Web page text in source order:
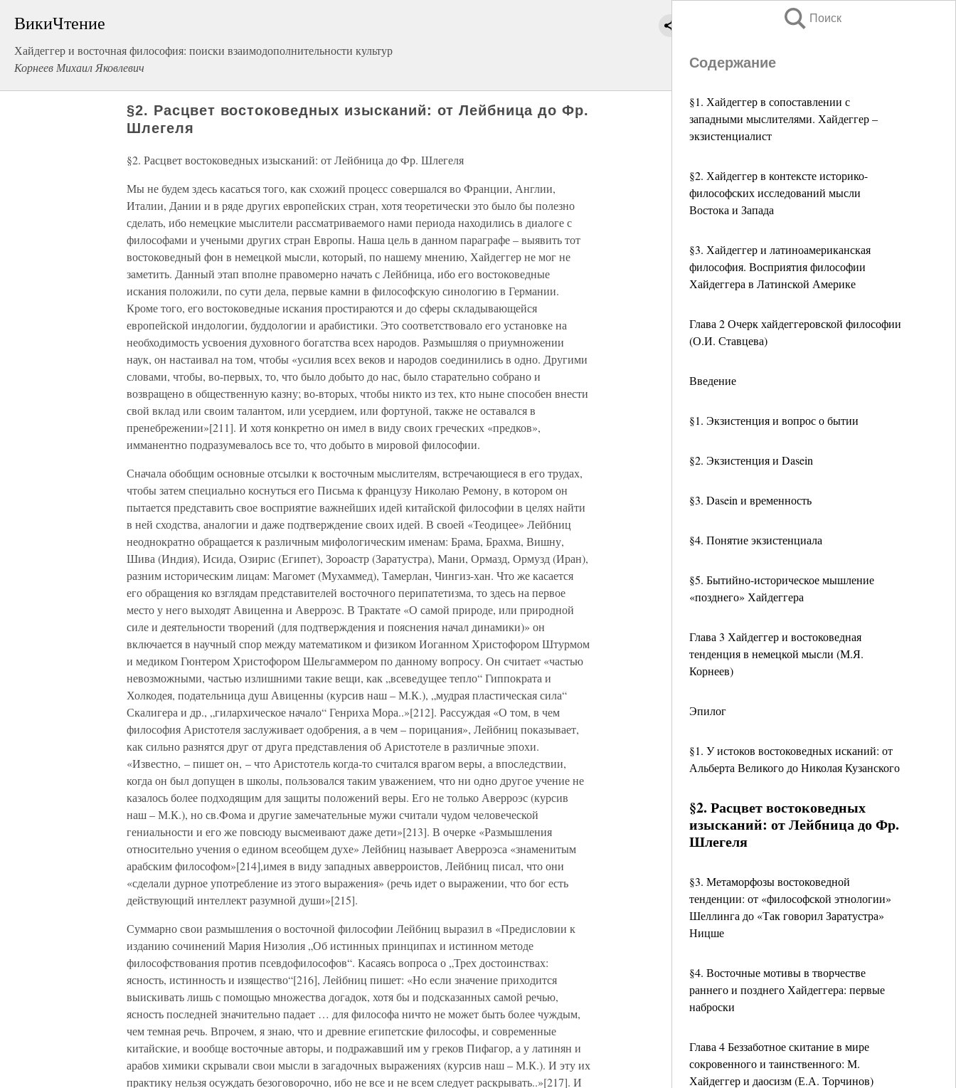
ВикиЧтение
Хайдеггер и восточная философия: поиски взаимодополнительности культур
Корнеев Михаил Яковлевич
Поиск
Содержание
§1. Хайдеггер в сопоставлении с
западными мыслителями. Хайдеггер –
экзистенциалист
§2. Хайдеггер в контексте историко-
философских исследований мысли
Востока и Запада
§3. Хайдеггер и латиноамериканская
философия. Восприятия философии
Хайдеггера в Латинской Америке
Глава 2 Очерк хайдеггеровской философии
(О.И. Ставцева)
Введение
§1. Экзистенция и вопрос о бытии
§2. Экзистенция и Dasein
§3. Dasein и временность
§4. Понятие экзистенциала
§5. Бытийно-историческое мышление
«позднего» Хайдеггера
Глава 3 Хайдеггер и востоковедная
тенденция в немецкой мысли (М.Я.
Корнеев)
Эпилог
§1. У истоков востоковедных исканий: от
Альберта Великого до Николая Кузанского
§2. Расцвет востоковедных
изысканий: от Лейбница до Фр.
Шлегеля
§3. Метаморфозы востоковедной
тенденции: от «философской этнологии»
Шеллинга до «Так говорил Заратустра»
Ницше
§4. Восточные мотивы в творчестве
раннего и позднего Хайдеггера: первые
наброски
Глава 4 Беззаботное скитание в мире
сокровенного и таинственного: М.
Хайдеггер и даосизм (Е.А. Торчинов)
§2. Расцвет востоковедных изысканий: от Лейбница до Фр.
Шлегеля
§2. Расцвет востоковедных изысканий: от Лейбница до Фр. Шлегеля
Мы не будем здесь касаться того, как схожий процесс совершался во Франции, Англии,
Италии, Дании и в ряде других европейских стран, хотя теоретически это было бы полезно
сделать, ибо немецкие мыслители рассматриваемого нами периода находились в диалоге с
философами и учеными других стран Европы. Наша цель в данном параграфе – выявить тот
востоковедный фон в немецкой мысли, который, по нашему мнению, Хайдеггер не мог не
заметить. Данный этап вполне правомерно начать с Лейбница, ибо его востоковедные
искания положили, по сути дела, первые камни в философскую синологию в Германии.
Кроме того, его востоковедные искания простираются и до сферы складывающейся
европейской индологии, буддологии и арабистики. Это соответствовало его установке на
необходимость усвоения духовного богатства всех народов. Размышляя о приумножении
наук, он настаивал на том, чтобы «усилия всех веков и народов соединились в одно. Другими
словами, чтобы, во-первых, то, что было добыто до нас, было старательно собрано и
возвращено в общественную казну; во-вторых, чтобы никто из тех, кто ныне способен внести
свой вклад или своим талантом, или усердием, или фортуной, также не оставался в
пренебрежении»[211]. И хотя конкретно он имел в виду своих греческих «предков»,
имманентно подразумевалось все то, что добыто в мировой философии.
Сначала обобщим основные отсылки к восточным мыслителям, встречающиеся в его трудах,
чтобы затем специально коснуться его Письма к французу Николаю Ремону, в котором он
пытается представить свое восприятие важнейших идей китайской философии в целях найти
в ней сходства, аналогии и даже подтверждение своих идей. В своей «Теодицее» Лейбниц
неоднократно обращается к различным мифологическим именам: Брама, Брахма, Вишну,
Шива (Индия), Исида, Озирис (Египет), Зороастр (Заратустра), Мани, Ормазд, Ормузд (Иран),
разним историческим лицам: Магомет (Мухаммед), Тамерлан, Чингиз-хан. Что же касается
его обращения ко взглядам представителей восточного перипатетизма, то здесь на первое
место у него выходят Авиценна и Аверроэс. В Трактате «О самой природе, или природной
силе и деятельности творений (для подтверждения и пояснения начал динамики)» он
включается в научный спор между математиком и физиком Иоганном Христофором Штурмом
и медиком Гюнтером Христофором Шельгаммером по данному вопросу. Он считает «частью
невозможными, частью излишними такие вещи, как „всеведущее тепло“ Гиппократа и
Холкодея, подательница душ Авиценны (курсив наш – М.К.), „мудрая пластическая сила“
Скалигера и др., „гилархическое начало“ Генриха Мора..»[212]. Рассуждая «О том, в чем
философия Аристотеля заслуживает одобрения, а в чем – порицания», Лейбниц показывает,
как сильно разнятся друг от друга представления об Аристотеле в различные эпохи.
«Известно, – пишет он, – что Аристотель когда-то считался врагом веры, а впоследствии,
когда он был допущен в школы, пользовался таким уважением, что ни одно другое учение не
казалось более подходящим для защиты положений веры. Его не только Аверроэс (курсив
наш – М.К.), но св.Фома и другие замечательные мужи считали чудом человеческой
гениальности и его же повсюду высмеивают даже дети»[213]. В очерке «Размышления
относительно учения о едином всеобщем духе» Лейбниц называет Аверроэса «знаменитым
арабским философом»[214],имея в виду западных авверроистов, Лейбниц писал, что они
«сделали дурное употребление из этого выражения» (речь идет о выражении, что бог есть
действующий интеллект разумной души»[215].
Суммарно свои размышления о восточной философии Лейбниц выразил в «Предисловии к
изданию сочинений Мария Низолия „Об истинных принципах и истинном методе
философствования против псевдофилософов“. Касаясь вопроса о „Трех достоинствах:
ясность, истинность и изящество“[216], Лейбниц пишет: «Но если значение приходится
выискивать лишь с помощью множества догадок, хотя бы и подсказанных самой речью,
ясность последней значительно падает … для философа ничто не может быть более чуждым,
чем темная речь. Впрочем, я знаю, что и древние египетские философы, и современные
китайские, и вообще восточные авторы, и подражавший им у греков Пифагор, а у латинян и
арабов химики скрывали свои мысли в загадочных выражениях (курсив наш – М.К.). И эту их
практику нельзя осуждать безоговорочно, ибо не все и не всем следует раскрывать..»[217]. И